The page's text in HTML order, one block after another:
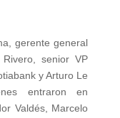
gerente general
senior VP
y Arturo Le
entraron en
Valdés, Marcelo